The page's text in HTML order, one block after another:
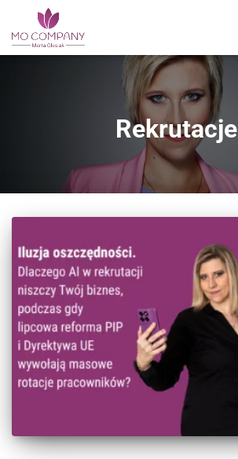
vry13eg1iiejumnzmup2t8zs0rph6z
Rekrutacje